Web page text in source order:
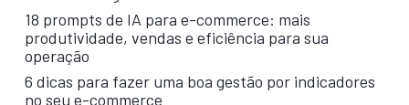
18 prompts de IA para e-commerce: mais
produtividade, vendas e eficiência para sua
operação
6 dicas para fazer uma boa gestão por indicadores
no seu e-commerce